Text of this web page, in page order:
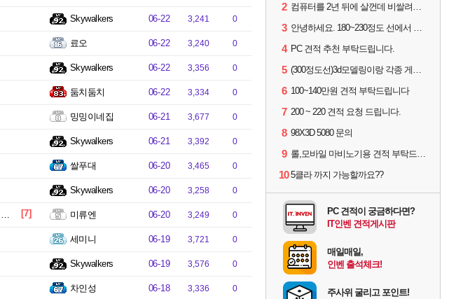
Skywalkers 06-22 3,241 0
료오 06-22 3,240 0
Skywalkers 06-22 3,356 0
둠치둠치 06-22 3,334 0
밍밍이네집 06-21 3,677 0
Skywalkers 06-21 3,392 0
쌀푸대 06-20 3,465 0
Skywalkers 06-20 3,258 0
[7] 미류엔 06-20 3,249 0
세미니 06-19 3,721 0
Skywalkers 06-19 3,576 0
차인성 06-18 3,336 0
2 컴퓨터를 2년 뒤에 살껀데 비쌀려나요...?
3 안녕하세요. 180~230정도 선에서 잡고싶습니다.
4 PC 견적 추천 부탁드립니다.
5 (300정도선)3d모델링이랑 각종 게임을 하는데 견적부탁드립니다!300정도선
6 100~140만원 견적 부탁드립니다
7 200 ~ 220 견적 요청 드립니다.
8 98X3D 5080 문의
9 롤,모바일 마비노기용 견적 부탁드립니다(예산150으로 수정)
10 5클라 까지 가능할까요??
PC 견적이 궁금하다면?
IT인벤 견적게시판
매일매일,
인벤 출석체크!
주사위 굴리고 포인트!